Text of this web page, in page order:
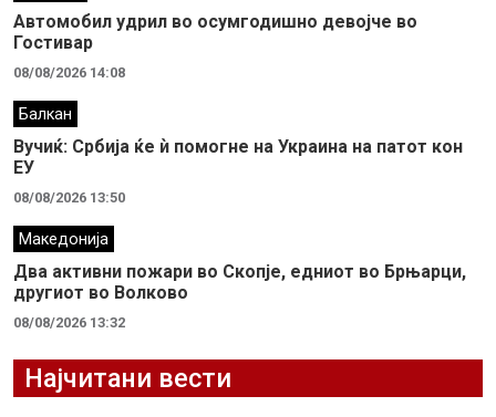
Автомобил удрил во осумгодишно девојче во
Гостивар
08/08/2026 14:08
Балкан
Вучиќ: Србија ќе ѝ помогне на Украина на патот кон
ЕУ
08/08/2026 13:50
Македонија
Два активни пожари во Скопје, едниот во Брњарци,
другиот во Волково
08/08/2026 13:32
Најчитани вести